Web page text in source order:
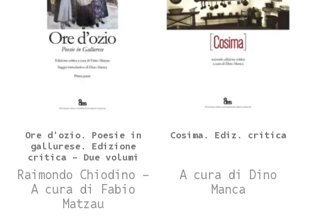
Ore d'ozio. Poesie in
gallurese. Edizione
critica - Due volumi
Raimondo Chiodino -
A cura di Fabio
Matzau
Cosima. Ediz. critica
A cura di Dino
Manca